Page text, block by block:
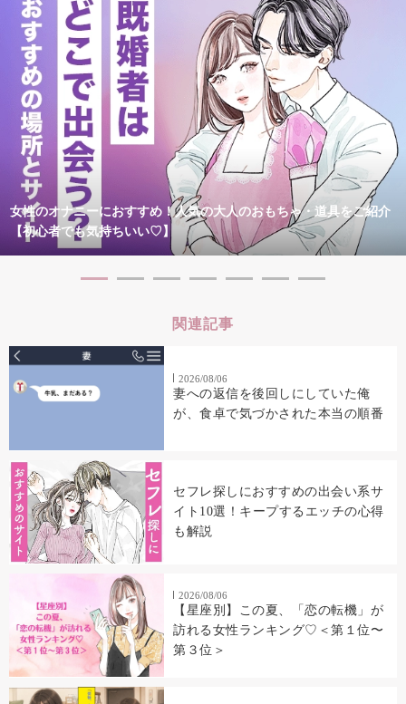
女性のオナニーにおすすめ！人気の大人のおもちゃ・道具をご紹介
【初心者でも気持ちいい♡】
関連記事
2026/08/06
妻への返信を後回しにしていた俺
が、食卓で気づかされた本当の順番
セフレ探しにおすすめの出会い系サ
イト10選！キープするエッチの心得
も解説
2026/08/06
【星座別】この夏、「恋の転機」が
訪れる女性ランキング♡＜第１位〜
第３位＞